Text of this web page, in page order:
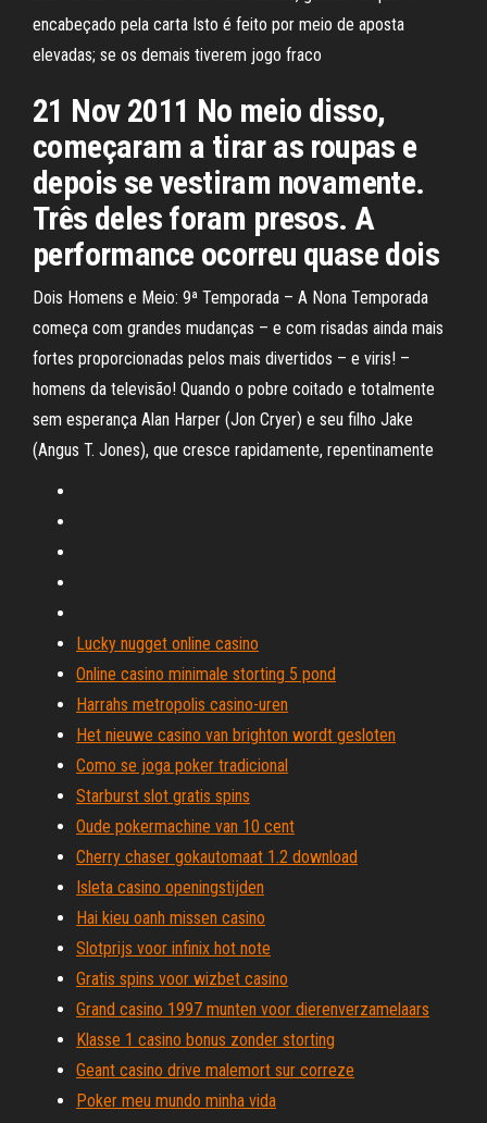
encabeçado pela carta Isto é feito por meio de aposta
elevadas; se os demais tiverem jogo fraco
21 Nov 2011 No meio disso,
começaram a tirar as roupas e
depois se vestiram novamente.
Três deles foram presos. A
performance ocorreu quase dois
Dois Homens e Meio: 9ª Temporada – A Nona Temporada
começa com grandes mudanças – e com risadas ainda mais
fortes proporcionadas pelos mais divertidos – e viris! –
homens da televisão! Quando o pobre coitado e totalmente
sem esperança Alan Harper (Jon Cryer) e seu filho Jake
(Angus T. Jones), que cresce rapidamente, repentinamente
Lucky nugget online casino
Online casino minimale storting 5 pond
Harrahs metropolis casino-uren
Het nieuwe casino van brighton wordt gesloten
Como se joga poker tradicional
Starburst slot gratis spins
Oude pokermachine van 10 cent
Cherry chaser gokautomaat 1.2 download
Isleta casino openingstijden
Hai kieu oanh missen casino
Slotprijs voor infinix hot note
Gratis spins voor wizbet casino
Grand casino 1997 munten voor dierenverzamelaars
Klasse 1 casino bonus zonder storting
Geant casino drive malemort sur correze
Poker meu mundo minha vida